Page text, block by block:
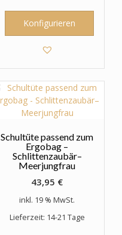
Konfigurieren
Schultüte passend zum
Ergobag –
Schlittenzaubär–
Meerjungfrau
43,95 €
inkl. 19 % MwSt.
Lieferzeit: 14-21 Tage